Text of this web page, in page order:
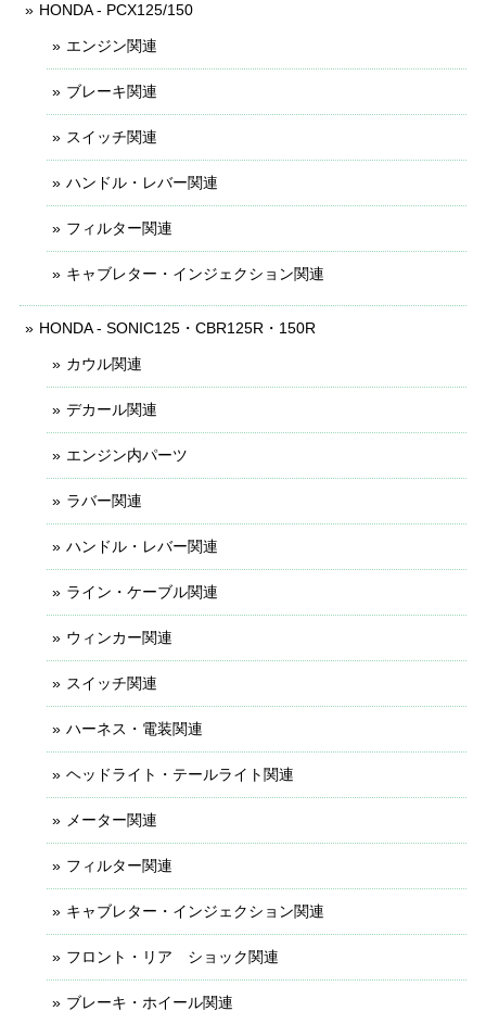
HONDA - PCX125/150
エンジン関連
ブレーキ関連
スイッチ関連
ハンドル・レバー関連
フィルター関連
キャブレター・インジェクション関連
HONDA - SONIC125・CBR125R・150R
カウル関連
デカール関連
エンジン内パーツ
ラバー関連
ハンドル・レバー関連
ライン・ケーブル関連
ウィンカー関連
スイッチ関連
ハーネス・電装関連
ヘッドライト・テールライト関連
メーター関連
フィルター関連
キャブレター・インジェクション関連
フロント・リア ショック関連
ブレーキ・ホイール関連